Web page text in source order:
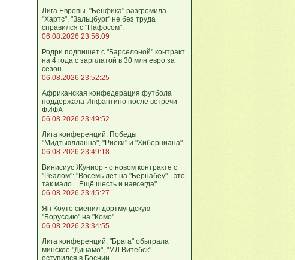
Лига Европы. "Бенфика" разгромила
"Хартс", "Зальцбург" не без труда
справился с "Пафосом".
06.08.2026 23:56:09
Родри подпишет с "Барселоной" контракт
на 4 года с зарплатой в 30 млн евро за
сезон.
06.08.2026 23:52:25
Африканская конфедерация футбола
поддержала Инфантино после встречи
ФИФА.
06.08.2026 23:49:52
Лига кoнференций. Победы
"Мидтьюлланна", "Риеки" и "Хиберниана".
06.08.2026 23:49:18
Винисиус Жуниор - о новом контракте с
"Реалом": "Восемь лет на "Бернабеу" - это
так мало... Ещё шесть и навсегда".
06.08.2026 23:45:27
Ян Коуто сменил дортмундскую
"Боруссию" на "Комо".
06.08.2026 23:34:55
Лига кoнференций. "Брага" обыграла
минское "Динамо", "МЛ Витебск"
оступился в Боснии.